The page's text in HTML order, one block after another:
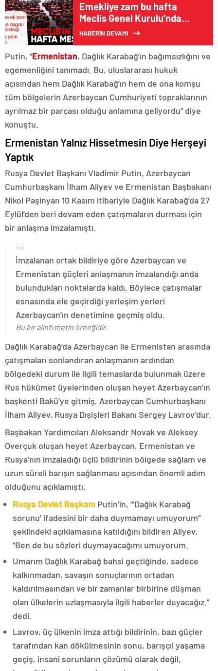
Emekliye zam bu hafta
Meclis Genel Kurulu’nda
görüşülecek
HABERİN DEVAMI
Putin, “Ermenistan, Dağlık Karabağ’ın bağımsızlığını ve
egemenliğini tanımadı. Bu, uluslararası hukuk
açısından hem Dağlık Karabağ’ın hem de ona komşu
tüm bölgelerin Azerbaycan Cumhuriyeti topraklarının
ayrılmaz bir parçası olduğu anlamına geliyordu” diye
konuştu.
Ermenistan Yalnız Hissetmesin Diye Herşeyi
Yaptık
Rusya Devlet Başkanı Vladimir Putin, Azerbaycan
Cumhurbaşkanı İlham Aliyev ve Ermenistan Başbakanı
Nikol Paşinyan 10 Kasım itibariyle Dağlık Karabağ’da 27
Eylül’den beri devam eden çatışmaların durması için
bir anlaşma imzalamıştı.
İmzalanan ortak bildiriye göre Azerbaycan ve
Ermenistan güçleri anlaşmanın imzalandığı anda
bulundukları noktalarda kaldı. Böylece çatışmalar
esnasında ele geçirdiği yerleşim yerleri
Azerbaycan’ın denetimine geçmiş oldu.
Bu bir alıntı metin örneğidir.
Dağlık Karabağ’da Azerbaycan ile Ermenistan arasında
çatışmaları sonlandıran anlaşmanın ardından
bölgedeki durum ile ilgili temaslarda bulunmak üzere
Rus hükümet üyelerinden oluşan heyet Azerbaycan’ın
başkenti Bakü’ye gitmiş, Azerbaycan Cumhurbaşkanı
İlham Aliyev, Rusya Dışişleri Bakanı Sergey Lavrov’dur.
Başbakan Yardımcıları Aleksandr Novak ve Aleksey
Overçuk oluşan heyet Azerbaycan, Ermenistan ve
Rusya’nın imzaladığı üçlü bildirinin bölgede sağlam ve
uzun süreli barışın sağlanması açısından önemli adım
olduğunu açıklamıştı.
Rusya Devlet Başkanı Putin’in, “‘Dağlık Karabağ
sorunu’ ifadesini bir daha duymamayı umuyorum”
şeklindeki açıklamasına katıldığını bildiren Aliyev,
“Ben de bu sözleri duymayacağımı umuyorum.
Umarım Dağlık Karabağ bahsi geçtiğinde, sadece
kalkınmadan, savaşın sonuçlarının ortadan
kaldırılmasından ve bir zamanlar birbirine düşman
olan ülkelerin uzlaşmasıyla ilgili haberler duyacağız.”
dedi.
Lavrov, üç ülkenin imza attığı bildirinin, bazı güçler
tarafından kan dökülmesinin sonu, barışçıl yaşama
geçiş, insani sorunların çözümü olarak değil,